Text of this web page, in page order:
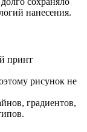
нанесения.
принт
рисунок не
градиентов,